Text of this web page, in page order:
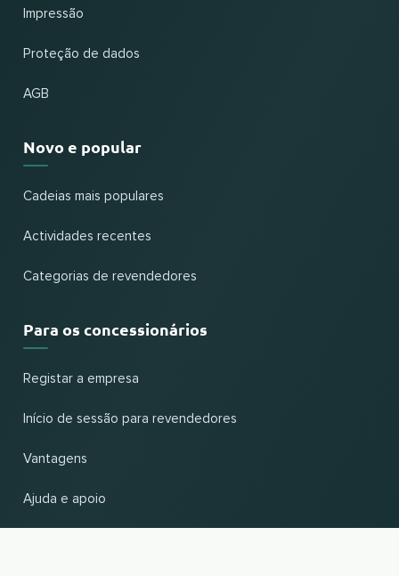
Impressão
Proteção de dados
AGB
Novo e popular
Cadeias mais populares
Actividades recentes
Categorias de revendedores
Para os concessionários
Registar a empresa
Início de sessão para revendedores
Vantagens
Ajuda e apoio